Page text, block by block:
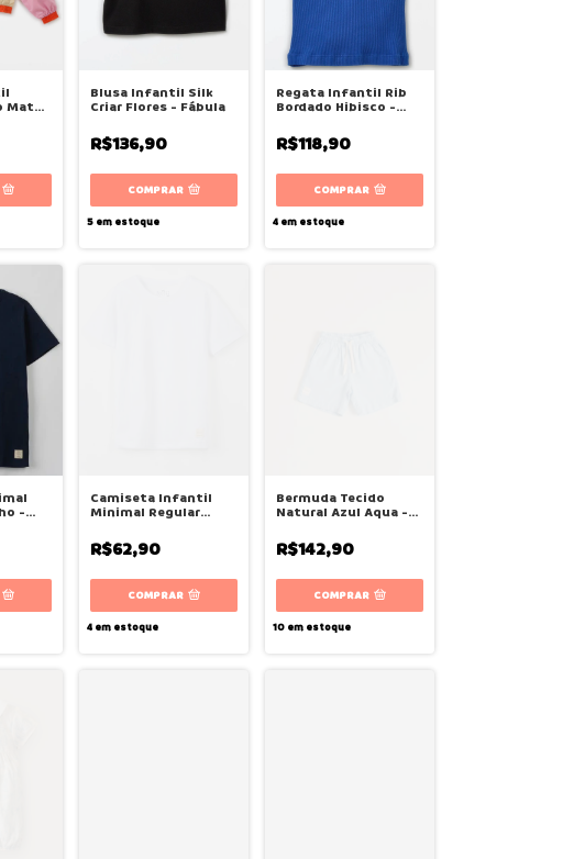
Mato
Blusa Infantil Silk
Criar Flores - Fábula
R$136,90
COMPRAR
5em estoque
Regata Infantil Rib
Bordado Hibisco -
R$118,90
COMPRAR
4em estoque
-
Camiseta Infantil
Minimal Regular
R$62,90
COMPRAR
4em estoque
Bermuda Tecido
Natural Azul Aqua -
R$142,90
COMPRAR
10em estoque